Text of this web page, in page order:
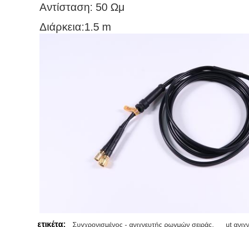
Αντίσταση: 50 Ωμ
Διάρκεια:1.5 m
ετικέτα: Συγχρονισμένος - ανιχνευτής ρωγμών σειράς ut